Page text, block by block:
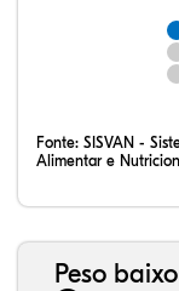
Fonte: SISVAN -
Alimentar e
Peso